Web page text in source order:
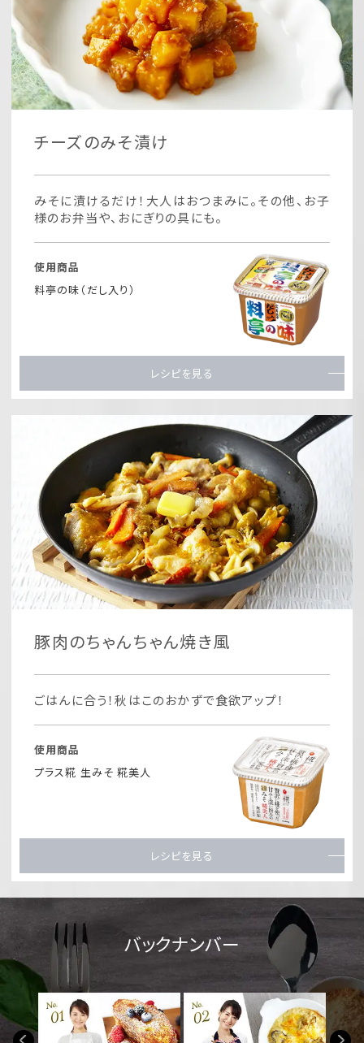
チーズのみそ漬け
みそに漬けるだけ！大人はおつまみに。その他、お子
様のお弁当や、おにぎりの具にも。
使用商品
料亭の味（だし入り）
レシピを見る
豚肉のちゃんちゃん焼き風
ごはんに合う！秋はこのおかずで食欲アップ！
使用商品
プラス糀 生みそ 糀美人
レシピを見る
バックナンバー